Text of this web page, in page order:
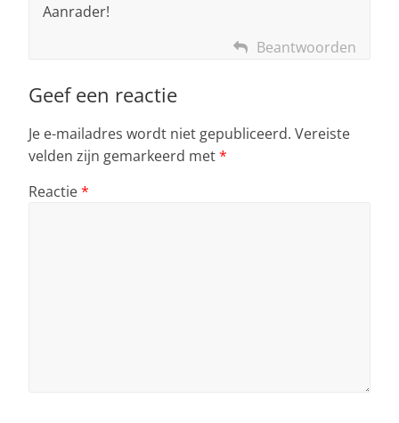
Aanrader!
Beantwoorden
Geef een reactie
Je e-mailadres wordt niet gepubliceerd. Vereiste
velden zijn gemarkeerd met*
Reactie*